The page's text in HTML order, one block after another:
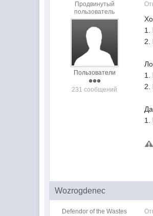
Продвинутый
пользователь
Пользователи
231 сообщений
1.
2.
1.
2.
1.
Wozrogdenec
Defendor of the Wastes